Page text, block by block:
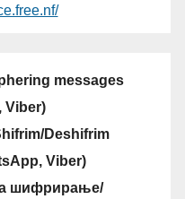
messages
Viber)
Deshifrim
Viber)
шифрирање/